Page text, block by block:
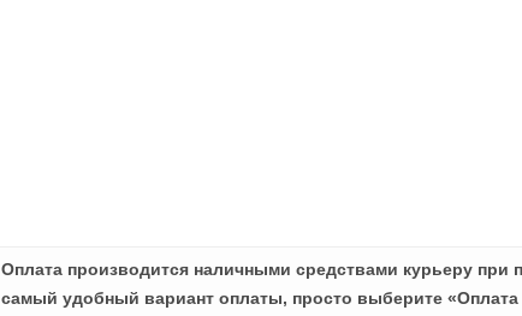
Оплата производится наличными средствами курьеру при
самый удобный вариант оплаты, просто выберите